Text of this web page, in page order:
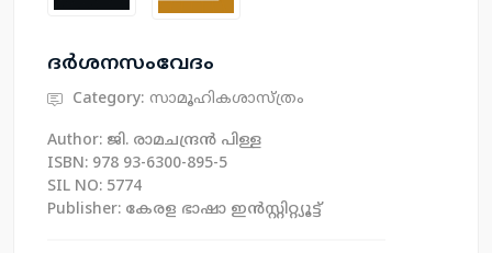
ദർശനസംവേദം
Category: സാമൂഹികശാസ്ത്രം
Author: ജി. രാമചന്ദ്രൻ പിള്ള
ISBN: 978 93-6300-895-5
SIL NO: 5774
Publisher: കേരള ഭാഷാ ഇന്‍സ്റ്റിറ്റ്യൂട്ട്